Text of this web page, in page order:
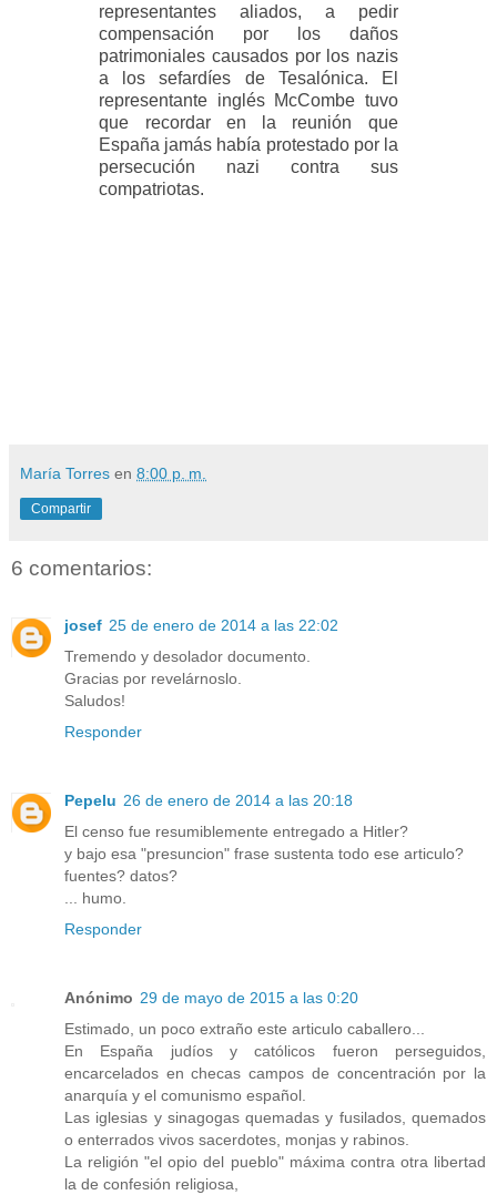
representantes aliados, a pedir
compensación por los daños
patrimoniales causados por los nazis
a los sefardíes de Tesalónica. El
representante inglés McCombe tuvo
que recordar en la reunión que
España jamás había protestado por la
persecución nazi contra sus
compatriotas.
María Torres en 8:00 p. m.
Compartir
6 comentarios:
josef 25 de enero de 2014 a las 22:02
Tremendo y desolador documento.
Gracias por revelárnoslo.
Saludos!
Responder
Pepelu 26 de enero de 2014 a las 20:18
El censo fue resumiblemente entregado a Hitler?
y bajo esa "presuncion" frase sustenta todo ese articulo?
fuentes? datos?
... humo.
Responder
Anónimo 29 de mayo de 2015 a las 0:20
Estimado, un poco extraño este articulo caballero...
En España judíos y católicos fueron perseguidos,
encarcelados en checas campos de concentración por la
anarquía y el comunismo español.
Las iglesias y sinagogas quemadas y fusilados, quemados
o enterrados vivos sacerdotes, monjas y rabinos.
La religión "el opio del pueblo" máxima contra otra libertad
la de confesión religiosa,